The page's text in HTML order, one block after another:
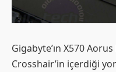
Gigabyte’ın X570
Crosshair’in içerdiği